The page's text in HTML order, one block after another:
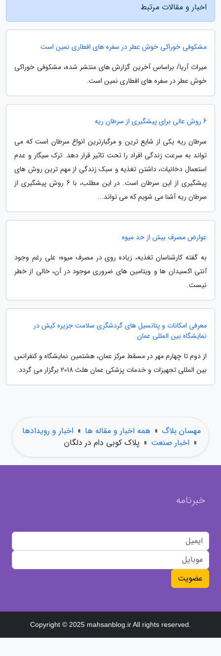
اخبار و مقالات مرتبط
مشکوفی خوراکی خوش عطر در سفره های افطاری نمین است
میراث آریا/ براساس آخرین گزارش های منتشر شده، مشکوفی خوراکی
خوش عطر در سفره های افطاری نمین است.
6 روش عالی برای پیشگیری از سرطان ریه
سرطان ریه یکی از شایع ترین و مرگبارترین انواع سرطان است که می
تواند به سرعت زندگی افراد را تحت تاثیر قرار دهد. ترک سیگار و عدم
استعمال دخانیات، داشتن تغذیه و سبک زندگی از مهم ترین روش های
پیشگیری از این سرطان است. در این مطلب، با 6 روش پیشگیری از
سرطان ریه آشنا می شویم که می تواند...
عوارض مصرف بیش از حد میوه
به گفته کارشناسان تغذیه، زیاده روی در مصرف میوه؛ علی رغم وجود
آنتی اکسیدان ها و ویتامین های ضروری موجود در آن، خالی از خطر
نیست.
معرفی امکانات و پتانسیل های گردشگری سلامت جزیره کیش در
نمایشگاه بین المللی عمان
از دوم تا چهارم مهر در مسقط مرکز عمان، هشتمین نمایشگاه و کنفرانس
بین المللی تجهیزات و خدمات پزشکی عمان هلث 2018 برگزار می گردد.
مهسان بلاگ » همه اخبار و مقاله ها » اخبار و رویدادها
» اخبار صنعت » پلاک کوبی دام در دلگان
خبرنامه
عضویت
Copyright © 2025 mahsanblog.ir All rights reserved.